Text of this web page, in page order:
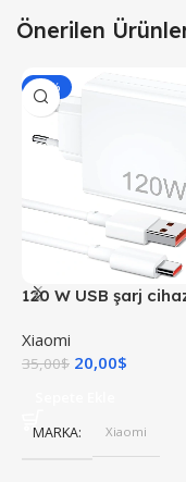
Önerilen
-43%
120 W USB şarj
Turbo şarj hızlı şarj
Xiaomi
35,00$ 20,00$
MARKA Xiaomi